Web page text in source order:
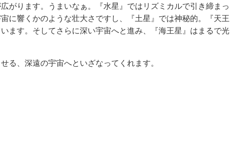
がります。うまいなぁ。『水星』ではリズミカルで引き締まっ
に響くかのような壮大さですし、『土星』では神秘的。『天王
ます。そしてさらに深い宇宙へと進み、『海王星』はまるで光
る、深遠の宇宙へといざなってくれます。